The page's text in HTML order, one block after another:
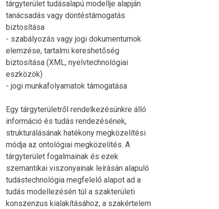
tárgyterület tudásalapú modellje alapján
tanácsadás vagy döntéstámogatás
biztosítása
- szabályozás vagy jogi dokumentumok
elemzése, tartalmi kereshetőség
biztosítása (XML, nyelvtechnológiai
eszközök)
- jogi munkafolyamatok támogatása
Egy tárgyterületről rendelkezésünkre álló
információ és tudás rendezésének,
strukturálásának hatékony megközelítési
módja az ontológiai megközelítés. A
tárgyterület fogalmainak és ezek
szemantikai viszonyainak leírásán alapuló
tudástechnológia megfelelő alapot ad a
tudás modellezésén túl a szakterületi
konszenzus kialakításához, a szakértelem